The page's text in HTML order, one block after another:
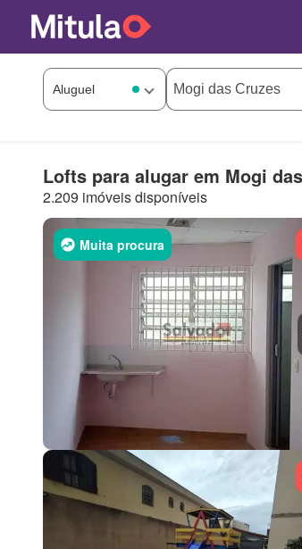
Lofts para alugar em Mogi
2.209 imóveis disponíveis
Muita procura